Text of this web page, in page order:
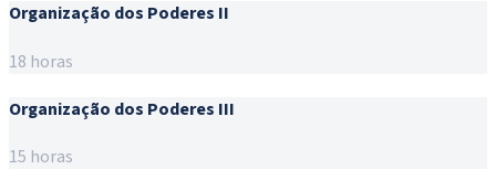
Organização dos Poderes II
18 horas
Organização dos Poderes III
15 horas